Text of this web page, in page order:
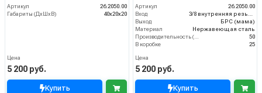
Артикул
26.2050.00
Габариты (ДхШхВ)
40х20х20
Цена
5 200 руб.
Купить
Артикул
26.2050.00
Вход
Выход
БРС (мама)
Материал
Нержавеющая сталь
50
В коробке
25
Цена
5 200 руб.
Купить